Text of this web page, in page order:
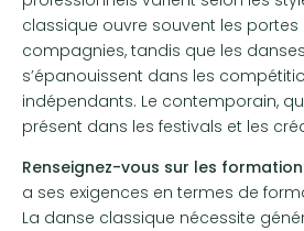
classique ouvre souvent les
compagnies, tandis que les
s’épanouissent dans les
indépendants. Le contemporain,
présent dans les festivals et les
Renseignez-vous sur les
a ses exigences en termes de
La danse classique nécessite